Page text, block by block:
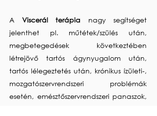
A Viscerál terápia nagy segítséget
jelenthet pl. műtétek/szülés után,
megbetegedések következtében
létrejövő tartós ágynyugalom után,
tartós lélegeztetés után, krónikus ízületi-,
mozgatószervrendszeri problémák
esetén, emésztőszervrendszeri panaszok,